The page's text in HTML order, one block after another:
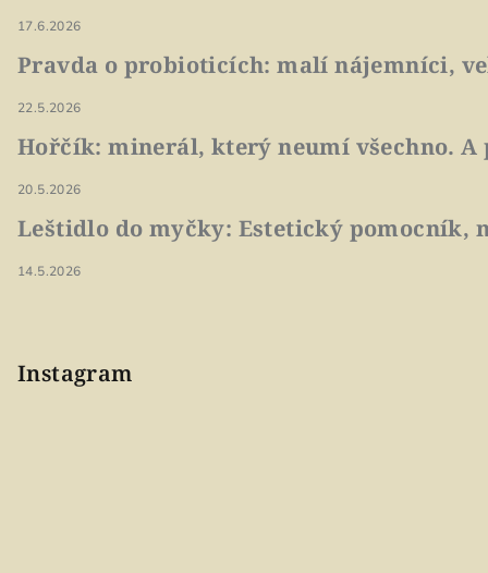
17.6.2026
Pravda o probioticích: malí nájemníci,
22.5.2026
Hořčík: minerál, který neumí všechno.
20.5.2026
Leštidlo do myčky: Estetický pomocník,
14.5.2026
Instagram